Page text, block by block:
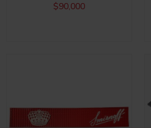
$90,000